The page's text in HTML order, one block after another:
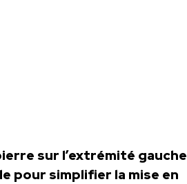
sur l’extrémité gauche
pour simplifier la mise en